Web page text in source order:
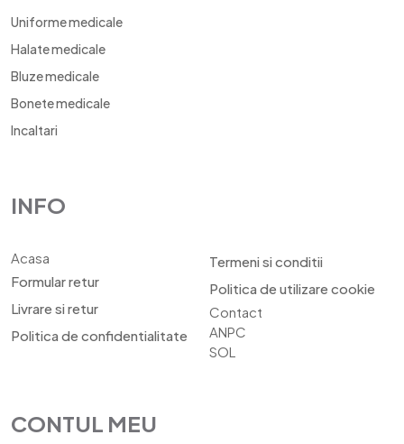
Uniforme medicale
Halate medicale
Bluze medicale
Bonete medicale
Incaltari
INFO
Acasa
Formular retur
Livrare si retur
Politica de confidentialitate
Termeni si conditii
Politica de utilizare cookie
Contact
ANPC
SOL
CONTUL MEU